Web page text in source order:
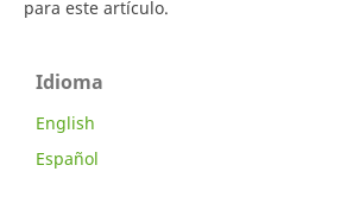
para este artículo.
Idioma
English
Español